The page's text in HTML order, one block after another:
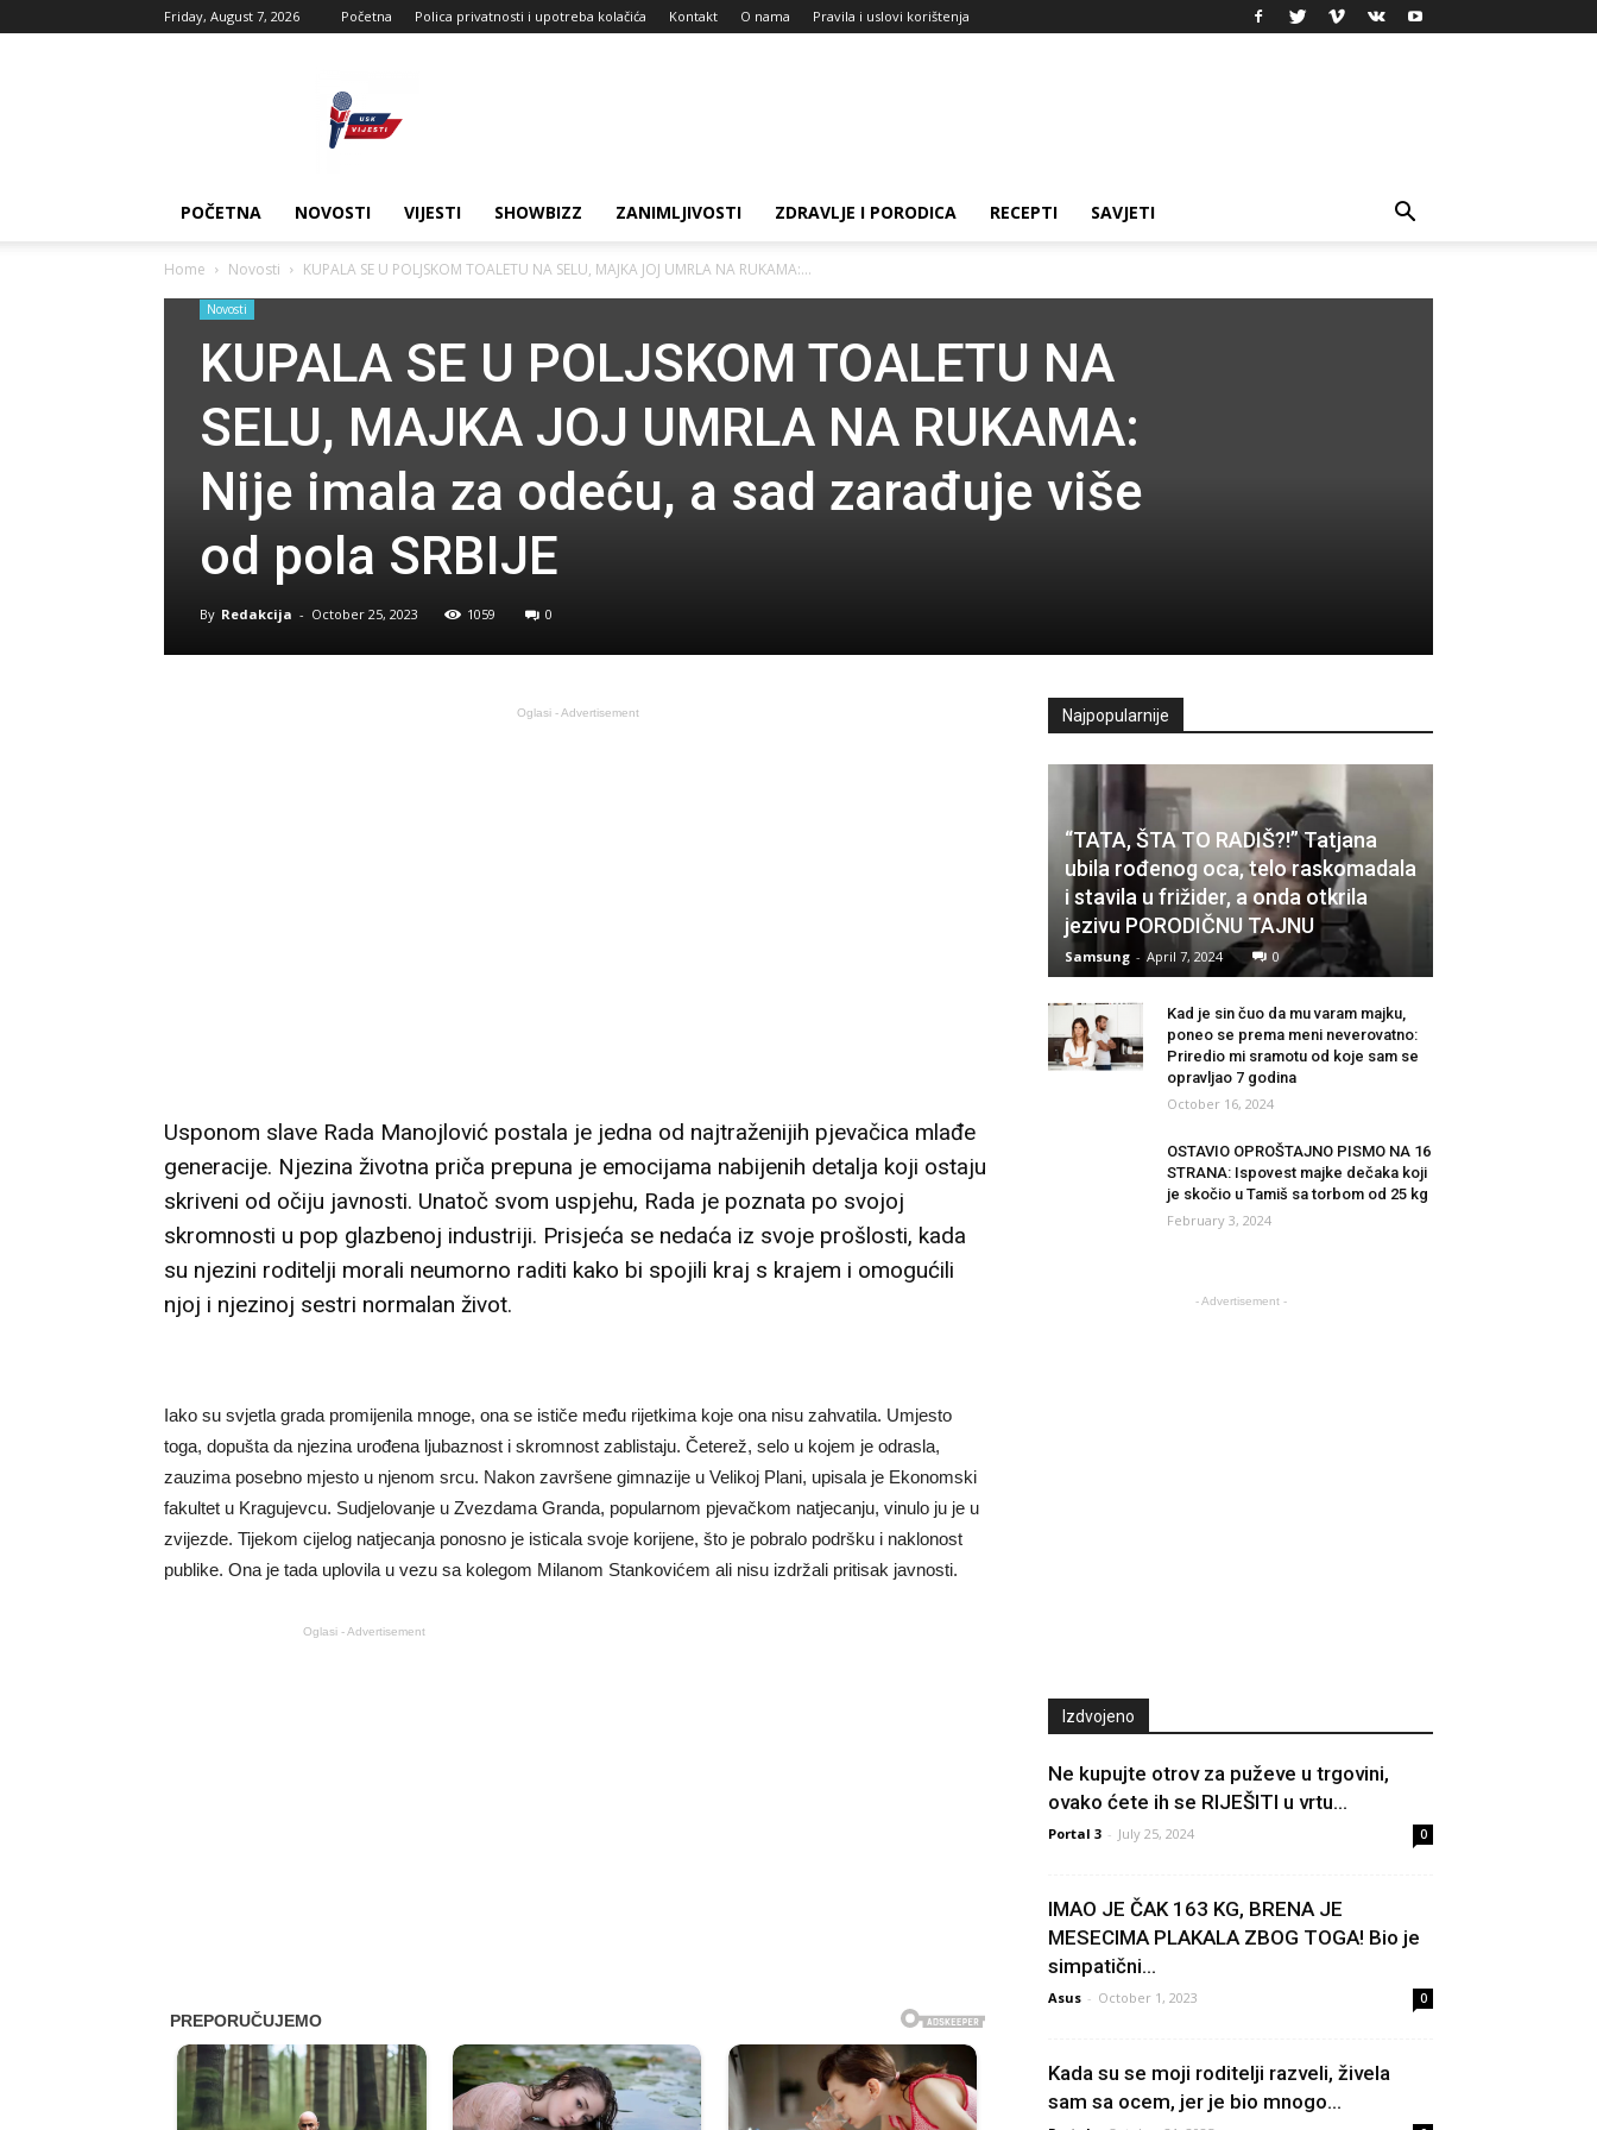
Friday, August 7, 2026 Početna Polica privatnosti i upotreba kolačića Kontakt O nama Pravila i uslovi korištenja
POČETNA NOVOSTI VIJESTI SHOWBIZZ ZANIMLJIVOSTI ZDRAVLJE I PORODICA RECEPTI SAVJETI
Home Novosti KUPALA SE U POLJSKOM TOALETU NA SELU, MAJKA JOJ UMRLA NA RUKAMA:...
Novosti
KUPALA SE U POLJSKOM TOALETU NA
SELU, MAJKA JOJ UMRLA NA RUKAMA:
Nije imala za odeću, a sad zarađuje više
od pola SRBIJE
By Redakcija - October 25, 2023 1059 0
Oglasi - Advertisement
Usponom slave Rada Manojlović postala je jedna od najtraženijih pjevačica mlađe
generacije. Njezina životna priča prepuna je emocijama nabijenih detalja koji ostaju
skriveni od očiju javnosti. Unatoč svom uspjehu, Rada je poznata po svojoj
skromnosti u pop glazbenoj industriji. Prisjeća se nedaća iz svoje prošlosti, kada
su njezini roditelji morali neumorno raditi kako bi spojili kraj s krajem i omogućili
njoj i njezinoj sestri normalan život.
Iako su svjetla grada promijenila mnoge, ona se ističe među rijetkima koje ona nisu zahvatila. Umjesto
toga, dopušta da njezina urođena ljubaznost i skromnost zablistaju. Četerež, selo u kojem je odrasla,
zauzima posebno mjesto u njenom srcu. Nakon završene gimnazije u Velikoj Plani, upisala je Ekonomski
fakultet u Kragujevcu. Sudjelovanje u Zvezdama Granda, popularnom pjevačkom natjecanju, vinulo ju je u
zvijezde. Tijekom cijelog natjecanja ponosno je isticala svoje korijene, što je pobralo podršku i naklonost
publike. Ona je tada uplovila u vezu sa kolegom Milanom Stankovićem ali nisu izdržali pritisak javnosti.
Oglasi - Advertisement
Najpopularnije
“TATA, ŠTA TO RADIŠ?!” Tatjana
ubila rođenog oca, telo raskomadala
i stavila u frižider, a onda otkrila
jezivu PORODIČNU TAJNU
Samsung - April 7, 2024 0
Kad je sin čuo da mu varam majku,
poneo se prema meni neverovatno:
Priredio mi sramotu od koje sam se
opravljao 7 godina
October 16, 2024
OSTAVIO OPROŠTAJNO PISMO NA 16
STRANA: Ispovest majke dečaka koji
je skočio u Tamiš sa torbom od 25 kg
February 3, 2024
- Advertisement -
Izdvojeno
Ne kupujte otrov za puževe u trgovini,
ovako ćete ih se RIJEŠITI u vrtu...
Portal 3 - July 25, 2024 0
IMAO JE ČAK 163 KG, BRENA JE
MESECIMA PLAKALA ZBOG TOGA! Bio je
simpatični...
Asus - October 1, 2023 0
Kada su se moji roditelji razveli, živela
sam sa ocem, jer je bio mnogo...